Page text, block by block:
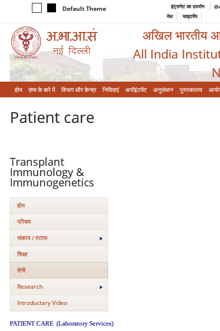
Default Theme इंट्रानेट का उपयोग
मेल
साइटमैप
अखिल भारतीय
All India
होम एम्‍स के बारे में विभाग और केन्‍द्र निविदाएं अपॉइंटमेंट अनुसंधान पुस्तकालय
Patient care
Transplant
Immunology &
Immunogenetics
होम
परिचय
संकाय / स्टाफ
शिक्षा
रोगी
Research
Introductary Video
PATIENT CARE (Laboratory Services)